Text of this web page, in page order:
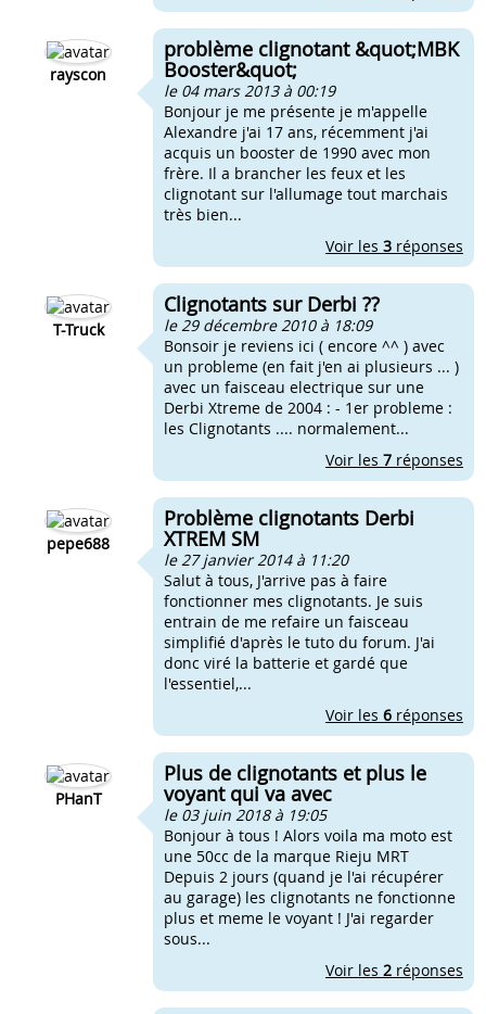
rayscon
problème clignotant &quot;MBK
Booster&quot;
le 04 mars 2013 à 00:19
Bonjour je me présente je m'appelle
Alexandre j'ai 17 ans, récemment j'ai
acquis un booster de 1990 avec mon
frère. Il a brancher les feux et les
clignotant sur l'allumage tout marchais
très bien...
Voir les 3 réponses
T-Truck
Clignotants sur Derbi ??
le 29 décembre 2010 à 18:09
Bonsoir je reviens ici ( encore ^^ ) avec
un probleme (en fait j'en ai plusieurs ... )
avec un faisceau electrique sur une
Derbi Xtreme de 2004 : - 1er probleme :
les Clignotants .... normalement...
Voir les 7 réponses
pepe688
Problème clignotants Derbi
XTREM SM
le 27 janvier 2014 à 11:20
Salut à tous, J'arrive pas à faire
fonctionner mes clignotants. Je suis
entrain de me refaire un faisceau
simplifié d'après le tuto du forum. J'ai
donc viré la batterie et gardé que
l'essentiel,...
Voir les 6 réponses
PHanT
Plus de clignotants et plus le
voyant qui va avec
le 03 juin 2018 à 19:05
Bonjour à tous ! Alors voila ma moto est
une 50cc de la marque Rieju MRT
Depuis 2 jours (quand je l'ai récupérer
au garage) les clignotants ne fonctionne
plus et meme le voyant ! J'ai regarder
sous...
Voir les 2 réponses